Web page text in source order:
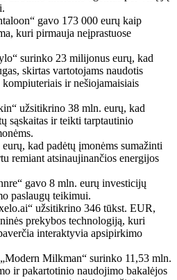
gavo 173 000 eurų kaip
kuri pirmauja neįprastuose
surinko 23 milijonus eurų, kad
skirtas vartotojams naudotis
ir nešiojamaisiais
užsitikrino 38 mln. eurų, kad
sąskaitas ir teikti tarptautinio
kad padėtų įmonėms sumažinti
remiant atsinaujinančios energijos
gavo 8 mln. eurų investicijų
paslaugų teikimui.
užsitikrino 346 tūkst. EUR,
prekybos technologiją, kuri
interaktyvia apsipirkimo
Milkman“ surinko 11,53 mln.
ir pakartotinio naudojimo bakalėjos